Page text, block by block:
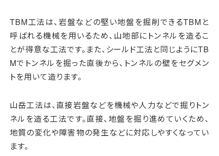
TBM工法は、岩盤などの堅い地盤を掘削できるTBMと
呼ばれる機械を用いるため、山地部にトンネルを造るこ
とが得意な工法です。また、シールド工法と同じようにTB
Mでトンネルを掘った直後から、トンネルの壁をセグメン
トを用いて造ります。
山岳工法は、直接岩盤などを機械や人力などで掘りトン
ネルを造る工法です。直接、地盤を掘り進めていくため、
地質の変化や障害物の発生などに対応しやすくなってい
ます。